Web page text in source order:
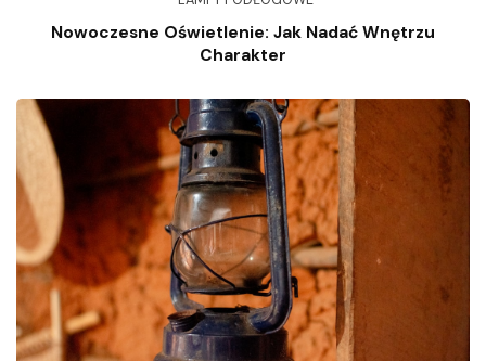
Nowoczesne Oświetlenie: Jak Nadać Wnętrzu
Charakter